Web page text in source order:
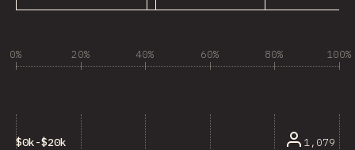
0% 20% 40% 60% 80% 100%
$0k-$20k 1,079